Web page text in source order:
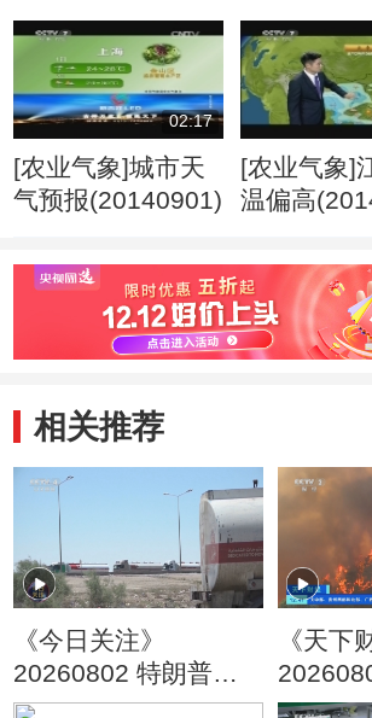
02:17
[农业气象]城市天
气预报(20140901)
[农业气象]
温偏高
相关推荐
《今日关注》
20260802 特朗普叫
停“最大规模”打击 伊
《天下